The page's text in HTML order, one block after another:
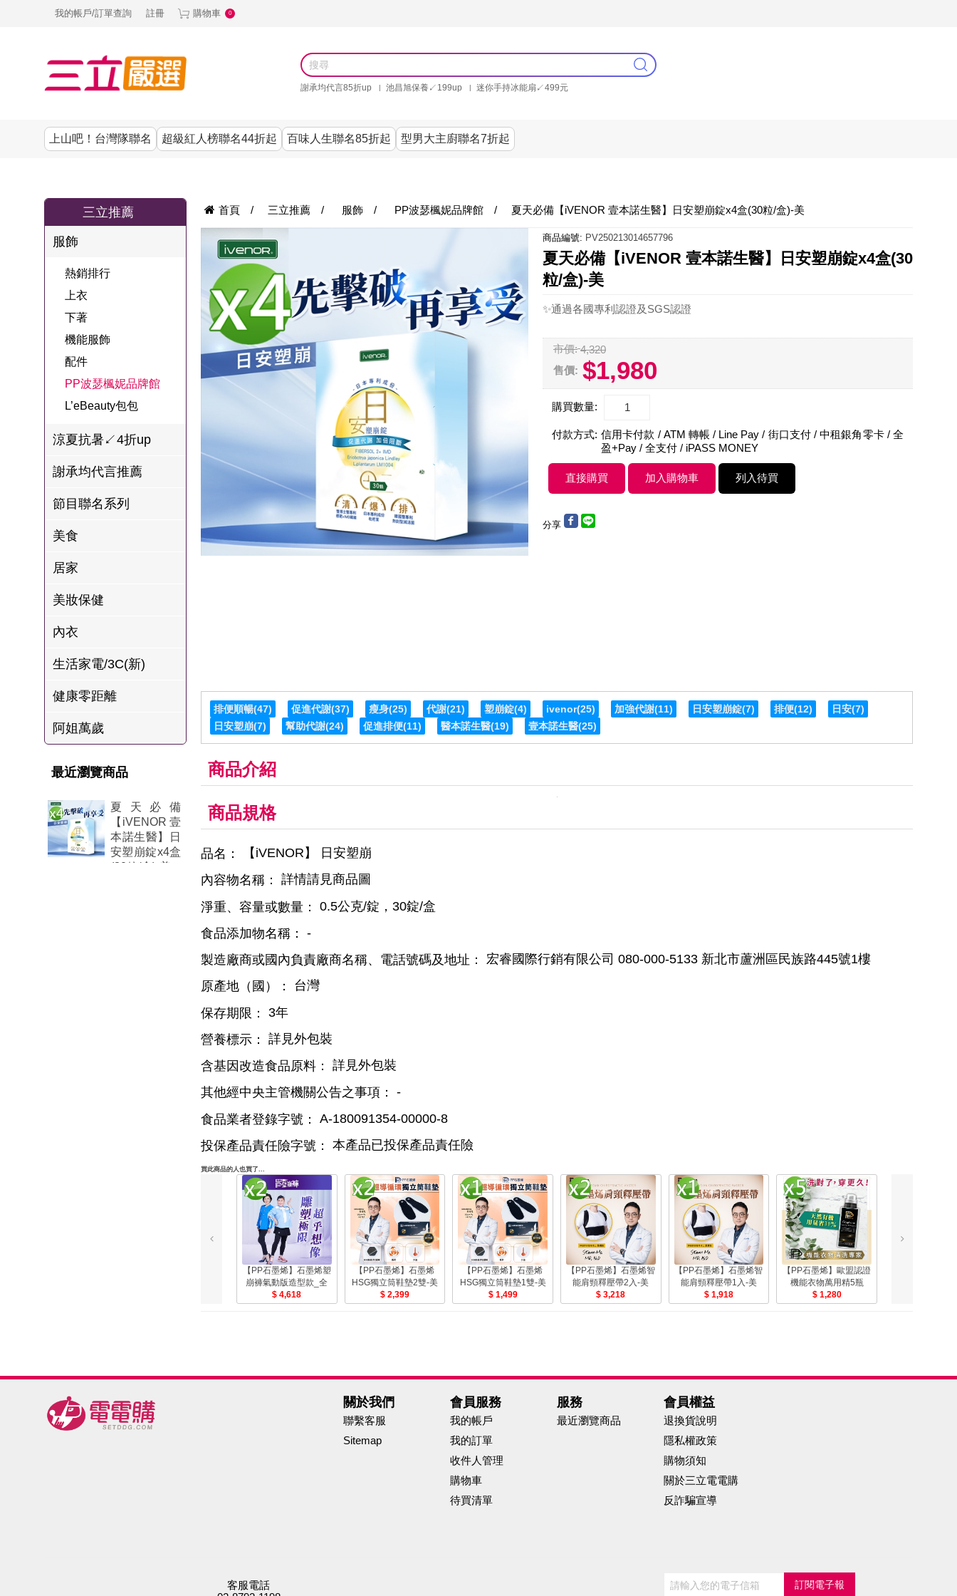
我的帳戶/訂單查詢 註冊 購物車 0
謝承均代言85折up 池昌旭保養↙199up
迷你手持冰能扇↙499元
上山吧！台灣隊聯名 超級紅人榜聯名44折起 百味人生聯名85折起 型男大主廚聯名7折起
古溜x五秀園
熱銷排行
夜聯名
名
型男大主廚聯
名
推薦
熱銷排行
品
焙
雞精
林聰明沙鍋魚
冷藏 | 冷凍食品
李大娘手工水
鮮蝦蝦滑
愛雅辣呦
沈玉琳代言羊
海瑞摃丸
八兩排烤肉組
熱銷排行
清潔用品
寢具│床墊
宗教開運
ELVIS愛菲斯
金健康石墨烯
台塑生醫
熱銷排行
機能服飾
配件
PP波瑟楓妮品
牌館
養生|保健
池昌旭代言
OUR FAMILY
甘味人生
狀元堂牛樟芝
十時塑
熱銷排行
女內褲
男內褲
NEONER
熱銷排行
美容專區
涼夏家電
3C
1MORE耳機
韓國
SKINASSET
甘味人生鍵力
肽↙85折
百味人生
三立推薦
服飾
熱銷排行
上衣
下著
機能服飾
配件
PP波瑟楓妮品牌館
L’eBeauty包包
涼夏抗暑↙4折up
謝承均代言推薦
節目聯名系列
美食
居家
美妝保健
內衣
生活家電/3C(新)
健康零距離
阿姐萬歲
最近瀏覽商品
夏天必備
【iVENOR 壹
本諾生醫】日
安塑崩錠x4盒
(30粒/盒)-美
首頁 / 三立推薦 / 服飾 / PP波瑟楓妮品牌館 / 夏天必備【iVENOR 壹本諾生醫】日安塑崩錠x4盒(30粒/盒)-美
商品編號: PV250213014657796
夏天必備【iVENOR 壹本諾生醫】日安塑崩錠x4盒(30
粒/盒)-美
✨通過各國專利認證及SGS認證
市價: 4,320
售價: $1,980
購買數量:
付款方式: 信用卡付款 / ATM 轉帳 / Line Pay / 街口支付 / 中租銀角零卡 / 全
盈+Pay / 全支付 / iPASS MONEY
分享
排便順暢(47) 促進代謝(37) 瘦身(25) 代謝(21) 塑崩錠(4) ivenor(25) 加強代謝(11) 日安塑崩錠(7) 排便(12) 日安(7)
日安塑崩(7) 幫助代謝(24) 促進排便(11) 醫本諾生醫(19) 壹本諾生醫(25)
商品介紹
商品規格
品名：
【iVENOR】 日安塑崩
內容物名稱：
詳情請見商品圖
淨重、容量或數量：
0.5公克/錠，30錠/盒
食品添加物名稱：
-
製造廠商或國內負責廠商名稱、電話號碼及地址：
宏睿國際行銷有限公司 080-000-5133 新北市蘆洲區民族路445號1樓
原產地（國）：
台灣
保存期限：
3年
營養標示：
詳見外包裝
含基因改造食品原料：
詳見外包裝
其他經中央主管機關公告之事項：
-
食品業者登錄字號：
A-180091354-00000-8
投保產品責任險字號：
本產品已投保產品責任險
買此商品的人也買了...
【PP石墨烯】石墨烯塑
崩褲氣動版造型款_全
系列任選2件(循環透氣
塑身褲)-美
4,618
【PP石墨烯】石墨烯
HSG獨立筒鞋墊2雙-美
2,399
【PP石墨烯】石墨烯
HSG獨立筒鞋墊1雙-美
1,499
【PP石墨烯】石墨烯智
能肩頸釋壓帶2入-美
3,218
【PP石墨烯】石墨烯智
能肩頸釋壓帶1入-美
1,918
【PP石墨烯】歐盟認證
機能衣物萬用精5瓶
(500ml/瓶 機能布料清
洗專家)-美
1,280
關於我們
聯繫客服
Sitemap
會員服務
我的帳戶
我的訂單
收件人管理
購物車
待買清單
服務
最近瀏覽商品
會員權益
退換貨說明
隱私權政策
購物須知
關於三立電電購
反詐騙宣導
客服電話